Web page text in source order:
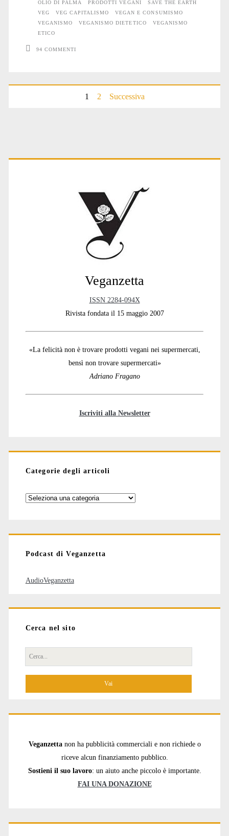
soldi
con
OLIO DI PALMA PRODOTTI VEGANI
SAVE THE EARTH
VEG
VEG CAPITALISMO
VEGAN E CONSUMISMO
VEGANISMO
VEGANISMO DIETETICO
VEGANISMO
ETICO
94 COMMENTI
Paginazione
1 2 Successiva
Primary
Veganzetta
ISSN 2284-094X
Rivista fondata il 15 maggio 2007
«La felicità non è trovare prodotti vegani nei supermercati,
bensì non trovare supermercati»
Adriano Fragano
Iscriviti alla Newsletter
Categorie degli articoli
Categorie
Podcast di Veganzetta
AudioVeganzetta
Cerca nel sito
Cerca
per:
Veganzetta non ha pubblicità commerciali e non richiede o
riceve alcun finanziamento pubblico.
Sostieni il suo lavoro: un aiuto anche piccolo è importante.
FAI UNA DONAZIONE